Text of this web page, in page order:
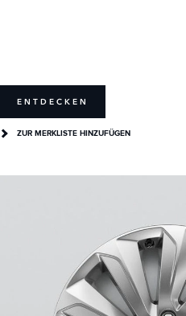
ENTDECKEN
ZUR MERKLISTE HINZUFÜGEN